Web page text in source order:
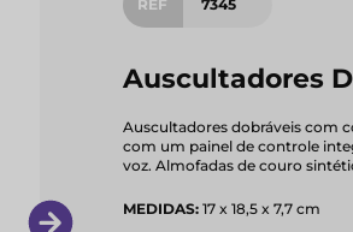
REF 7345
Auscultadores
Auscultadores dobráveis com
com um painel de controle
voz. Almofadas de couro
MEDIDAS:17 x 18,5 x 7,7 cm